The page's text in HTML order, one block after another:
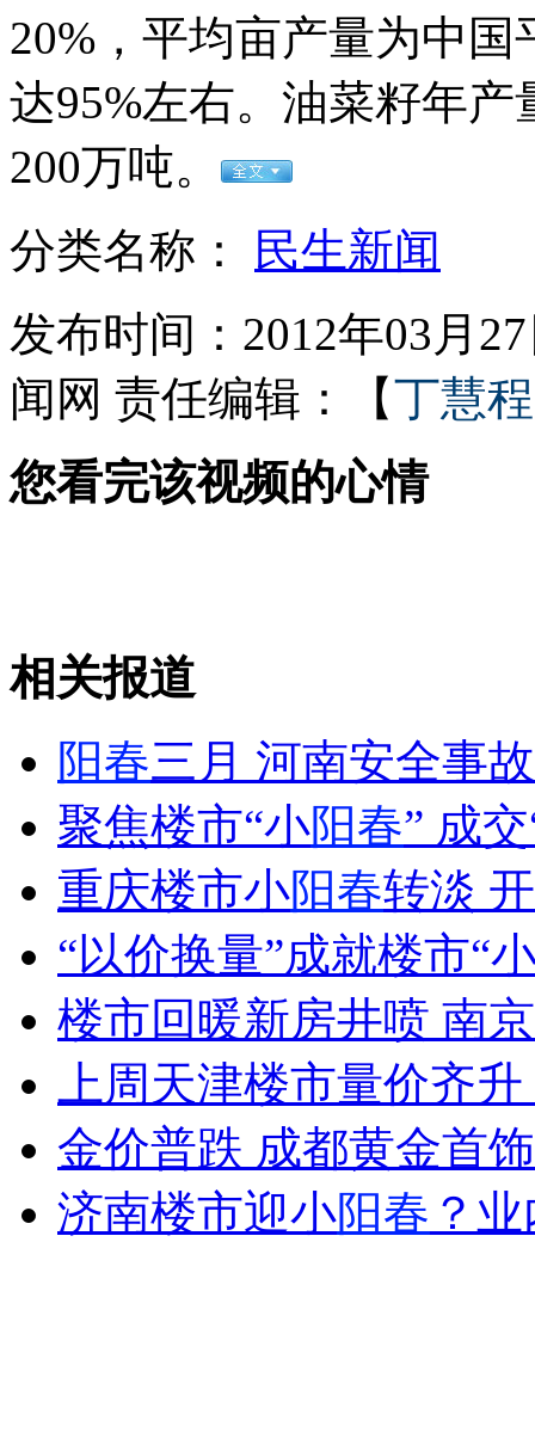
核安全峰会 首尔非强制性交通限行
山西运城恶犬咬伤多人 警民合力深夜将其击毙
女孩北京地铁殴打老人 痛下狠手拳打脚踢
无痛分娩是否安全 医生回应
外交部：反对强权政治霸凌主义
外交部：有关国家言论片面不公正
走！跟着总书记去植树
消防员救轻生者 花炮节热闹非凡 减压"枕头大战"
纽约上演“枕头大战”
司机酒驾遇交警 急速倒车逃窜
20%，平均亩产量为中
达95%左右。油菜籽年
200万吨。
分类名称：
民生新闻
发布时间：2012年03月
闻网 责任编辑：【丁慧程
您看完该视频的心情
相关报道
阳春三月 河南安全事
聚焦楼市“小阳春” 成
重庆楼市小阳春转淡
“以价换量”成就楼市“
楼市回暖新房井喷 南
上周天津楼市量价齐升
金价普跌 成都黄金首
济南楼市迎小阳春 ？